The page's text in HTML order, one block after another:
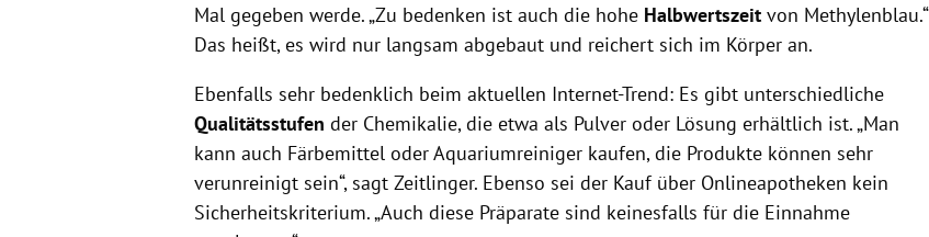
Mal gegeben werde. „Zu bedenken ist auch die hohe Halbwertszeitvon Methylenblau.“
Das heißt, es wird nur langsam abgebaut und reichert sich im Körper an.
Ebenfalls sehr bedenklich beim aktuellen Internet-Trend: Es gibt unterschiedliche
Qualitätsstufen der Chemikalie, die etwa als Pulver oder Lösung erhältlich ist. „Man
kann auch Färbemittel oder Aquariumreiniger kaufen, die Produkte können sehr
verunreinigt sein“, sagt Zeitlinger. Ebenso sei der Kauf über Onlineapotheken kein
Sicherheitskriterium. „Auch diese Präparate sind keinesfalls für die Einnahme